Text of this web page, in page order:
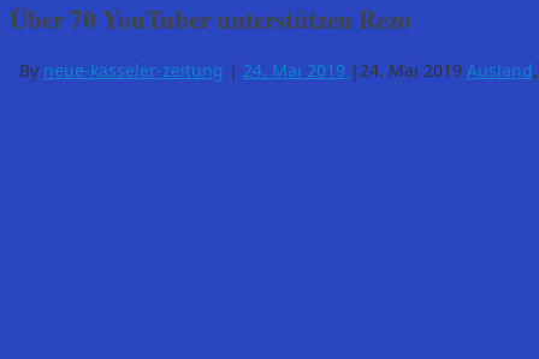
Über 70 YouTuber unterstützen Rezo
By neue-kasseler-zeitung | 24. Mai 2019 |24. Mai 2019 Ausland